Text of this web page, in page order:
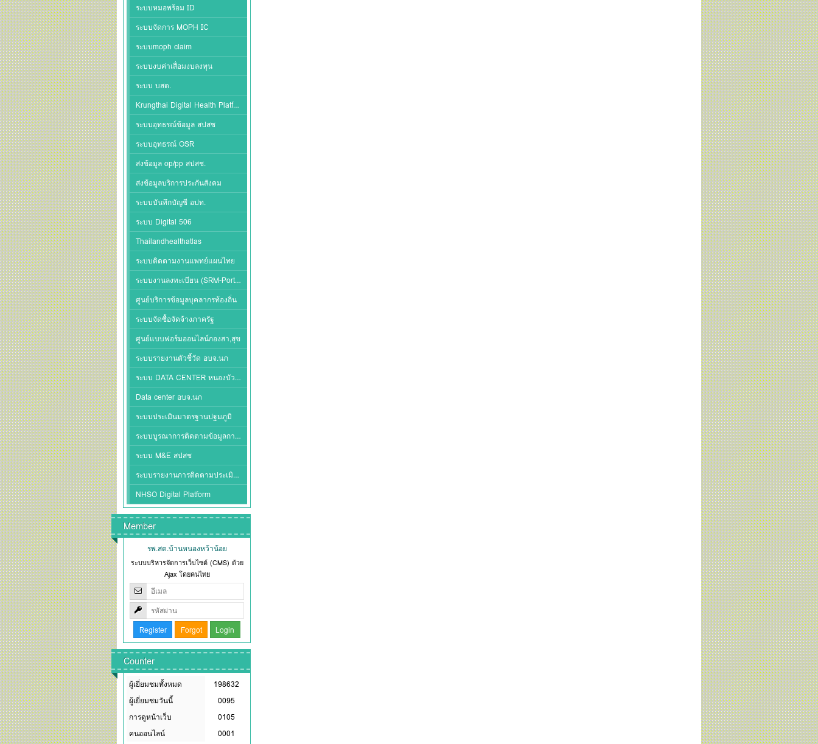
ระบบหมอพร้อม ID
ระบบจัดการ MOPH IC
ระบบmoph claim
ระบบงบค่าเสื่อมงบลงทุน
ระบบ บสต.
Krungthai Digital Health Platform
ระบบอุทธรณ์ข้อมูล สปสช
ระบบอุทธรณ์ OSR
ส่งข้อมูล op/pp สปสช.
ส่งข้อมูลบริการประกันสังคม
ระบบบันทึกบัญชี อปท.
ระบบ Digital 506
Thailandhealthatlas
ระบบติดตามงานแพทย์แผนไทย
ระบบงานลงทะเบียน (SRM-Portal)
ศูนย์บริการข้อมูลบุคลากรท้องถิ่น
ระบบจัดซื้อจัดจ้างภาครัฐ
ศูนย์แบบฟอร์มออนไลน์กองสา,สุข
ระบบรายงานตัวชี้วัด อบจ.นภ
ระบบ DATA CENTER หนองบัวลำภู
Data center อบจ.นภ
ระบบประเมินมาตรฐานปฐมภูมิ
ระบบบูรณาการติดตามข้อมูลการจ่ายชดเชยโรคเฉพาะ
ระบบ M&E สปสช
ระบบรายงานการติดตามประเมินผล สปสช
NHSO Digital Platform
Member
รพ.สต.บ้านหนองหว้าน้อย
ระบบบริหารจัดการเว็บไซต์ (CMS) ด้วย
Ajax โดยคนไทย
Counter
ผู้เยี่ยมชมทั้งหมด
198632
ผู้เยี่ยมชมวันนี้
0095
การดูหน้าเว็บ
0105
คนออนไลน์
0001